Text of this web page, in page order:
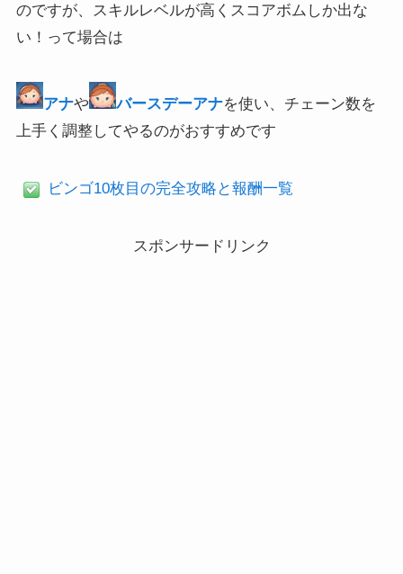
のですが、スキルレベルが高くスコアボムしか出な
い！って場合は
アナや バースデーアナを使い、チェーン数を
上手く調整してやるのがおすすめです
ビンゴ10枚目の完全攻略と報酬一覧
スポンサードリンク